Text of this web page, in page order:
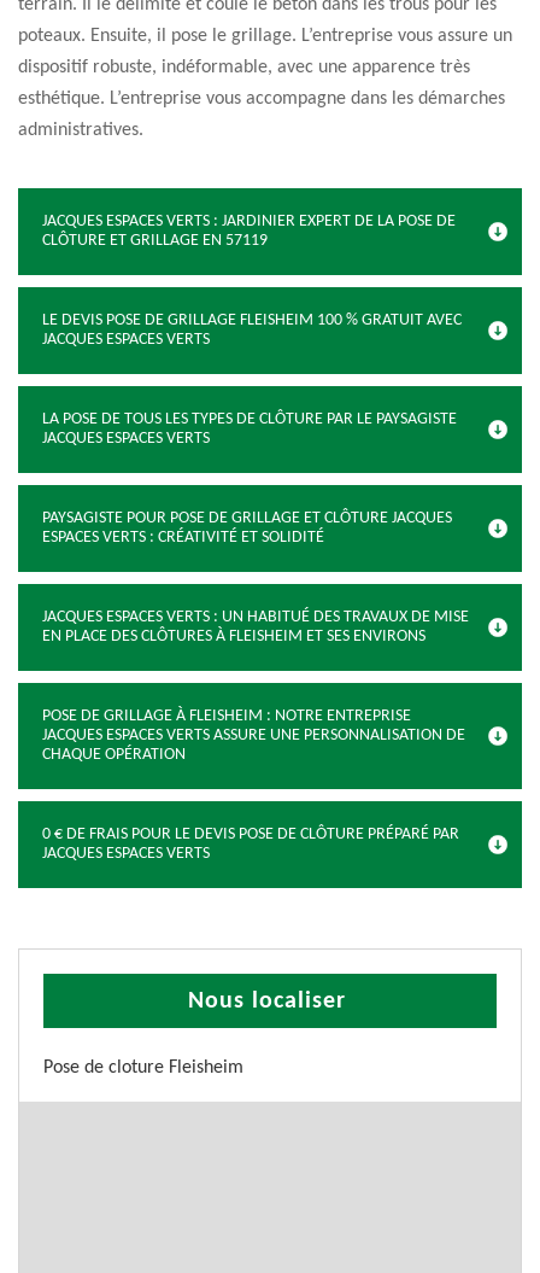
terrain. Il le délimite et coule le béton dans les trous pour les
poteaux. Ensuite, il pose le grillage. L’entreprise vous assure un
dispositif robuste, indéformable, avec une apparence très
esthétique. L’entreprise vous accompagne dans les démarches
administratives.
JACQUES ESPACES VERTS : JARDINIER EXPERT DE LA POSE DE
CLÔTURE ET GRILLAGE EN 57119
LE DEVIS POSE DE GRILLAGE FLEISHEIM 100 % GRATUIT AVEC
JACQUES ESPACES VERTS
LA POSE DE TOUS LES TYPES DE CLÔTURE PAR LE PAYSAGISTE
JACQUES ESPACES VERTS
PAYSAGISTE POUR POSE DE GRILLAGE ET CLÔTURE JACQUES
ESPACES VERTS : CRÉATIVITÉ ET SOLIDITÉ
JACQUES ESPACES VERTS : UN HABITUÉ DES TRAVAUX DE MISE
EN PLACE DES CLÔTURES À FLEISHEIM ET SES ENVIRONS
POSE DE GRILLAGE À FLEISHEIM : NOTRE ENTREPRISE
JACQUES ESPACES VERTS ASSURE UNE PERSONNALISATION DE
CHAQUE OPÉRATION
0 € DE FRAIS POUR LE DEVIS POSE DE CLÔTURE PRÉPARÉ PAR
JACQUES ESPACES VERTS
Nous localiser
Pose de cloture Fleisheim